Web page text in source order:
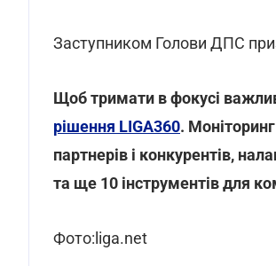
Заступником Голови ДПС
Щоб тримати в фокусі
рішення LIGA360.
партнерів і конкурентів,
та ще 10 інструментів для
Фото:liga.net